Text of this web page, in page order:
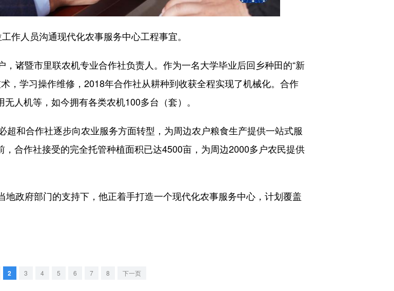
人员沟通现代化农事服务中心工程事宜。
诸暨市里联农机专业合作社负责人。作为一名大学毕业后回乡种田的“新
，学习操作维修，2018年合作社从耕种到收获全程实现了机械化。合作
人机等，如今拥有各类农机100多台（套）。
和合作社逐步向农业服务方面转型，为周边农户粮食生产提供一站式服
合作社接受的完全托管种植面积已达4500亩，为周边2000多户农民提供
政府部门的支持下，他正着手打造一个现代化农事服务中心，计划覆盖
2 3 4 5 6 7 8 下一页